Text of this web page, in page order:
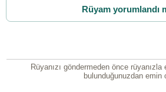
Rüyam yorumlandı
Rüyanızı göndermeden önce
bulunduğunuzdan emin